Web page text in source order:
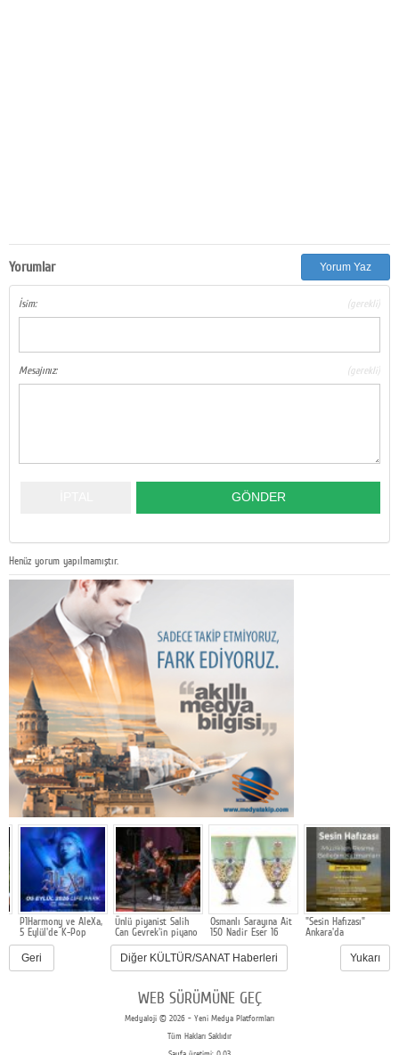
Yorumlar Yorum Yaz
İsim: (gerekli)
Mesajınız: (gerekli)
Henüz yorum yapılmamıştır.
P1Harmony ve AleXa,
5 Eylül'de K-Pop
Festivali 3'te Sahne
Alacak
Ünlü piyanist Salih
Can Gevrek'in piyano
ile yolculuğu
Avrupa'da ritm
kazanıyor
Osmanlı Sarayına Ait
150 Nadir Eser 16
Ağustos'ta
Müzayedeye Çıkıyor
"Sesin Hafızası"
Ankara'da
Geri Diğer KÜLTÜR/SANAT Haberleri Yukarı
WEB SÜRÜMÜNE GEÇ
Medyaloji © 2026 - Yeni Medya Platformları
Tüm Hakları Saklıdır